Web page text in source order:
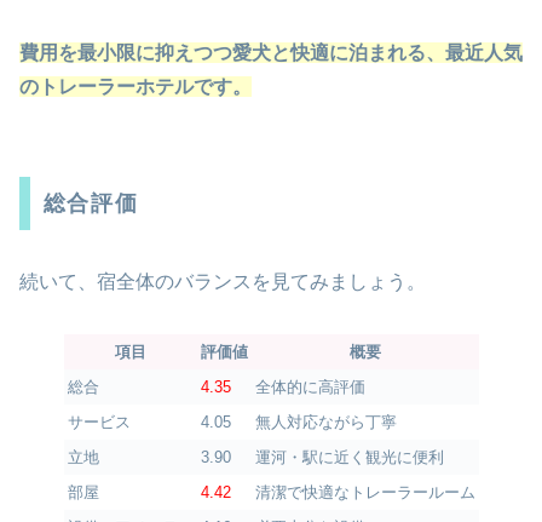
費用を最小限に抑えつつ愛犬と快適に泊まれる、最近人気
のトレーラーホテルです。
総合評価
続いて、宿全体のバランスを見てみましょう。
項目 評価値
概要
総合
4.35
全体的に高評価
サービス
4.05
無人対応ながら丁寧
立地
3.90
運河・駅に近く観光に便利
部屋
4.42
清潔で快適なトレーラールーム